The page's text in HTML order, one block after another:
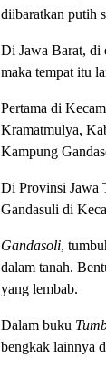
diibaratkan putih
Di Jawa Barat, di
maka tempat itu
Pertama di
Kramatmulya,
Kampung
Di Provinsi Jawa
Gandasuli di
Gandasoli,
dalam tanah.
yang lembab.
Dalam buku
bengkak lainnya